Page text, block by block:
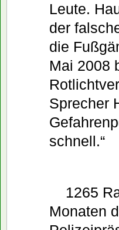
Leute.
der
die
Mai 2008
Sprecher
schnell.“
1265
Monaten